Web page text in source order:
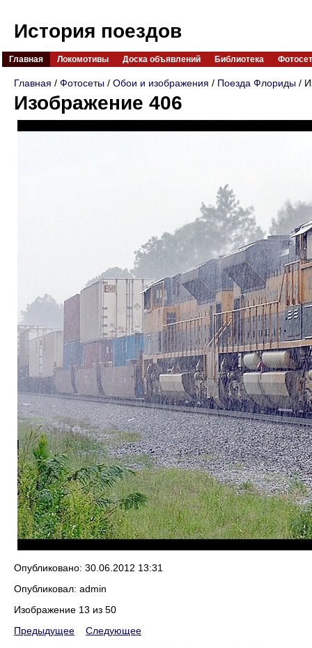
История поездов
Главная Локомотивы Доска объявлений Библиотека
Главная / Фотосеты / Обои и изображения / Поезда Флориды /
Изображение 406
Опубликовано: 30.06.2012 13:31
Опубликовал: admin
Изображение 13 из 50
Предыдущее
Следующее